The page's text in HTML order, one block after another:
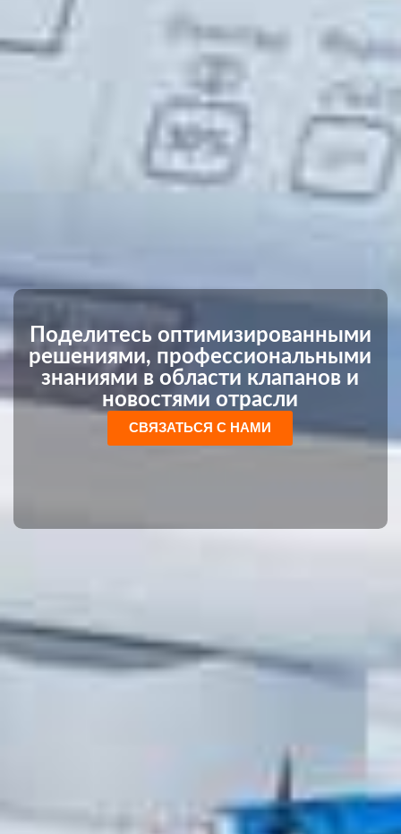
Поделитесь оптимизированными
решениями, профессиональными
знаниями в области клапанов и
новостями отрасли
СВЯЗАТЬСЯ С НАМИ